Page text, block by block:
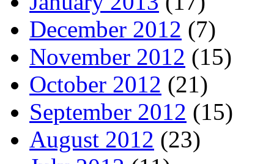
December 2012 (7)
November 2012 (15)
October 2012 (21)
September 2012 (15)
August 2012 (23)